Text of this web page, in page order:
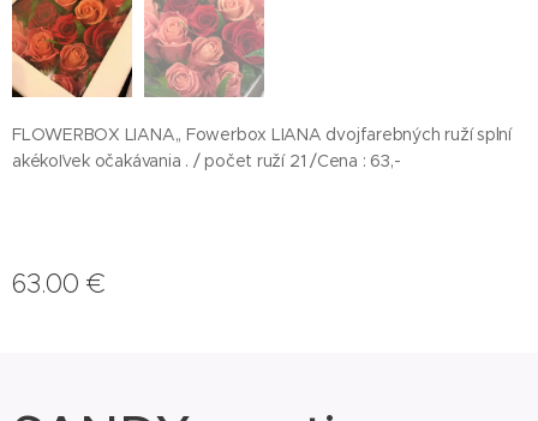
FLOWERBOX LIANA,, Fowerbox LIANA dvojfarebných ruží splní
akékoľvek očakávania . / počet ruží 21 /Cena : 63,-
63.00 €